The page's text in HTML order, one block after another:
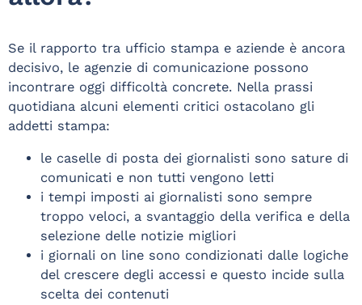
Se il rapporto tra ufficio stampa e aziende è ancora
decisivo, le agenzie di comunicazione possono
incontrare oggi difficoltà concrete. Nella prassi
quotidiana alcuni elementi critici ostacolano gli
addetti stampa:
le caselle di posta dei giornalisti sono sature di
comunicati e non tutti vengono letti
i tempi imposti ai giornalisti sono sempre
troppo veloci, a svantaggio della verifica e della
selezione delle notizie migliori
i giornali on line sono condizionati dalle logiche
del crescere degli accessi e questo incide sulla
scelta dei contenuti